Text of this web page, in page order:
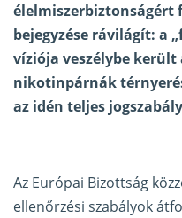
élelmiszerbiztonságért
bejegyzése rávilágít: a
víziója veszélybe került
nikotinpárnák
az idén teljes
Az Európai Bizottság
ellenőrzési szabályok